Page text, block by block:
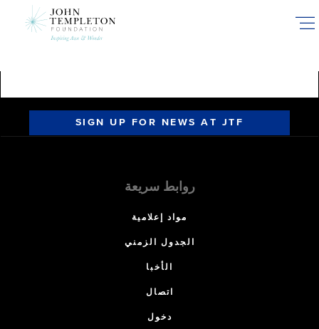
SIGN UP FOR NEWS AT JTF
روابط سريعة
مواد إعلامية
الجدول الزمني
الأخبا
اتصال
دخول